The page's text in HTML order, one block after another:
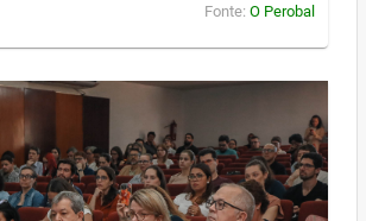
Fonte: O Perobal